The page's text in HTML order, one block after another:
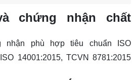
chứng nhận chất
nhận phù hợp tiêu chuẩn ISO
14001:2015, TCVN 8781:2015